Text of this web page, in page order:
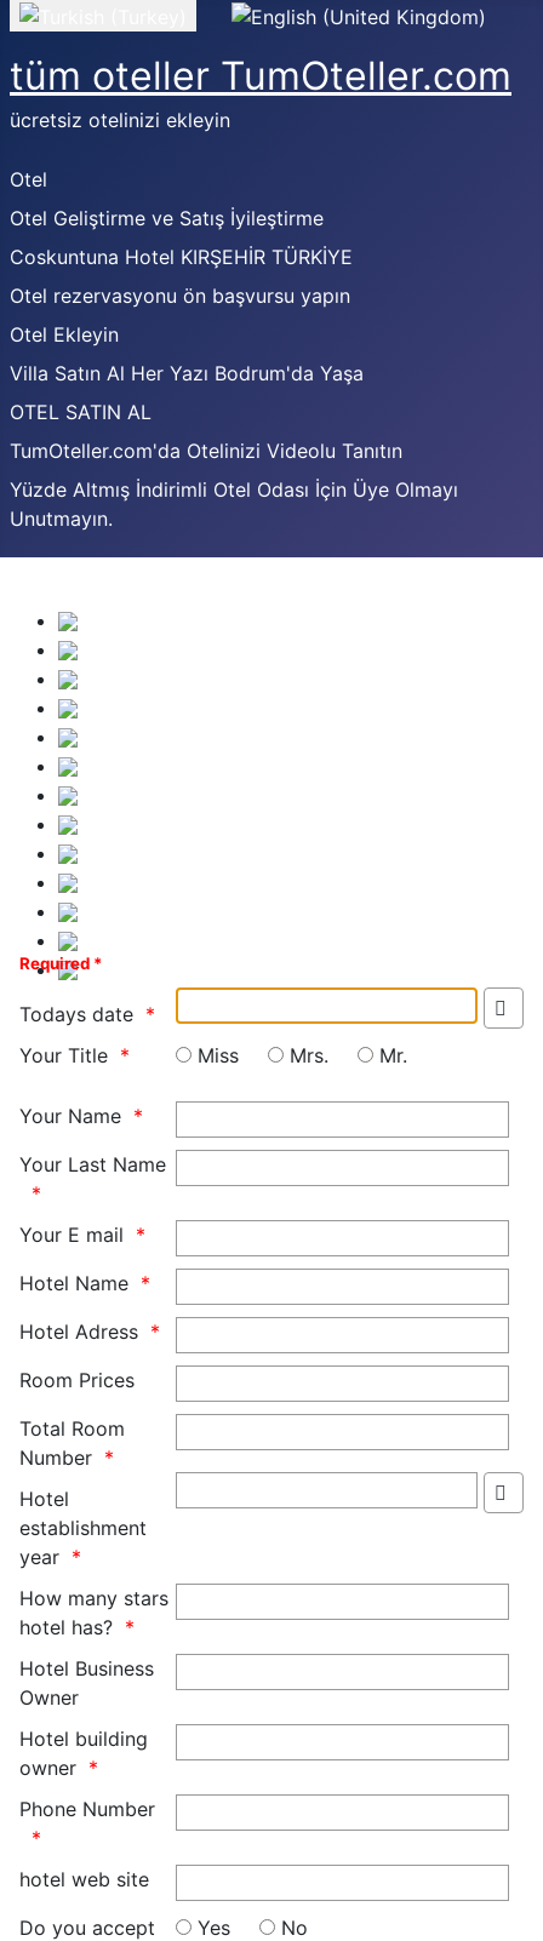
Dilinizi seçin
tüm oteller TumOteller.com
ücretsiz otelinizi ekleyin
Otel
Otel Geliştirme ve Satış İyileştirme
Coskuntuna Hotel KIRŞEHİR TÜRKİYE
Otel rezervasyonu ön başvursu yapın
Otel Ekleyin
Villa Satın Al Her Yazı Bodrum'da Yaşa
OTEL SATIN AL
TumOteller.com'da Otelinizi Videolu Tanıtın
Yüzde Altmış İndirimli Otel Odası İçin Üye Olmayı
Unutmayın.
Required *
Todays date
Your Title
Miss Mrs. Mr.
Your Name
Your Last Name
Your E mail
Hotel Name
Hotel Adress
Room Prices
Total Room
Number
Hotel
establishment
year
How many stars
hotel has?
Hotel Business
Owner
Hotel building
owner
Phone Number
hotel web site
Do you accept
Yes No